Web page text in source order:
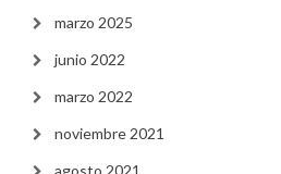
marzo 2025
junio 2022
marzo 2022
noviembre 2021
agosto 2021